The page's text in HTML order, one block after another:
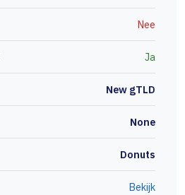
Nee
Ja
New gTLD
None
Donuts
Bekijk